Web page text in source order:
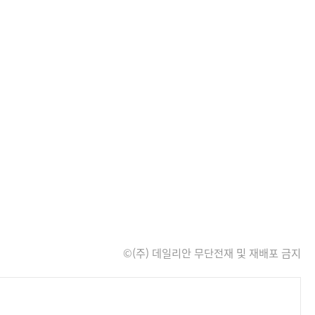
©(주) 데일리안 무단전재 및 재배포 금지